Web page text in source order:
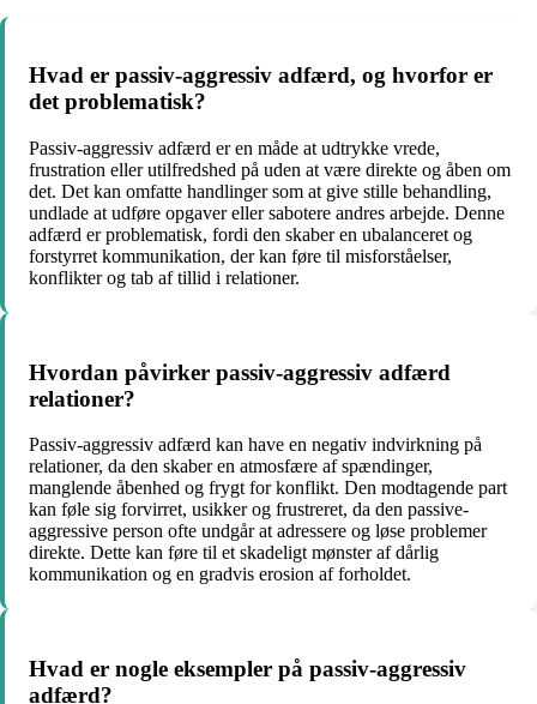
Hvad er passiv-aggressiv adfærd, og hvorfor er
det problematisk?
Passiv-aggressiv adfærd er en måde at udtrykke vrede,
frustration eller utilfredshed på uden at være direkte og åben om
det. Det kan omfatte handlinger som at give stille behandling,
undlade at udføre opgaver eller sabotere andres arbejde. Denne
adfærd er problematisk, fordi den skaber en ubalanceret og
forstyrret kommunikation, der kan føre til misforståelser,
konflikter og tab af tillid i relationer.
Hvordan påvirker passiv-aggressiv adfærd
relationer?
Passiv-aggressiv adfærd kan have en negativ indvirkning på
relationer, da den skaber en atmosfære af spændinger,
manglende åbenhed og frygt for konflikt. Den modtagende part
kan føle sig forvirret, usikker og frustreret, da den passive-
aggressive person ofte undgår at adressere og løse problemer
direkte. Dette kan føre til et skadeligt mønster af dårlig
kommunikation og en gradvis erosion af forholdet.
Hvad er nogle eksempler på passiv-aggressiv
adfærd?